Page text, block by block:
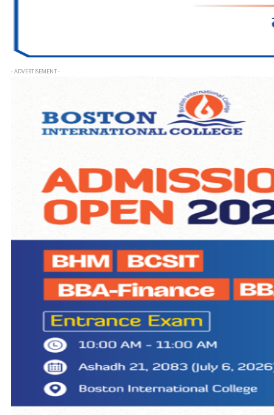
- ADVERTISEMENT -